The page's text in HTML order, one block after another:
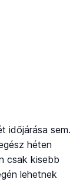
időjárása sem.
héten
csak kisebb
lehetnek